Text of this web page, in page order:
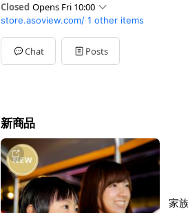
Closed Opens Fri 10:00
SunClosed
Mon10:00 - 19:00
Tue10:00 - 19:00
Wed10:00 - 19:00
平日13時までのご注文で当日発送いたします。
store.asoview.com/ 1 other items
Chat Posts
新商品
家